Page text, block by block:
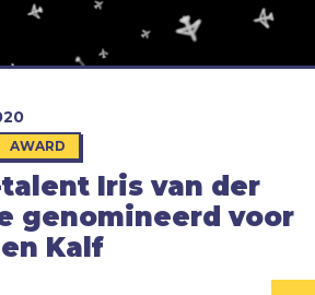
Iris van der
genomineerd voor
Kalf
AWARD